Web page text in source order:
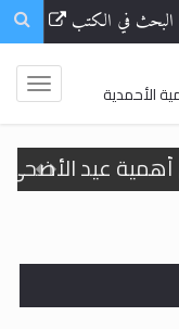
البحث في الكتب
الأحمدية
>> المزيد
>> المزيد